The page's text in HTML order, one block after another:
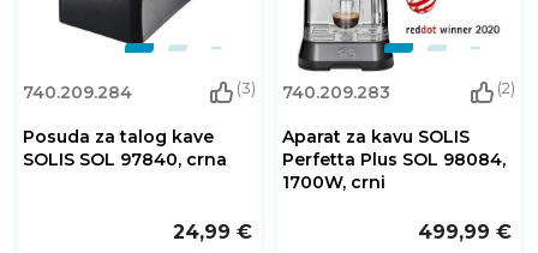
740.209.284 (3)
Posuda za talog kave
SOLIS SOL 97840, crna
24,99 €
740.209.283 (2)
Aparat za kavu SOLIS
Perfetta Plus SOL 98084,
1700W, crni
499,99 €